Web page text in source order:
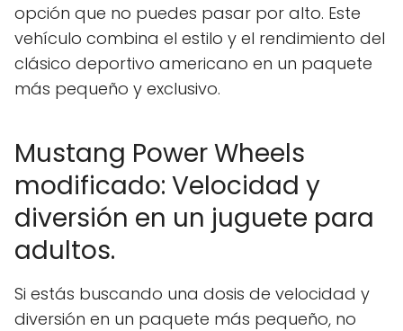
opción que no puedes pasar por alto. Este
vehículo combina el estilo y el rendimiento del
clásico deportivo americano en un paquete
más pequeño y exclusivo.
Mustang Power Wheels
modificado: Velocidad y
diversión en un juguete para
adultos.
Si estás buscando una dosis de velocidad y
diversión en un paquete más pequeño, no